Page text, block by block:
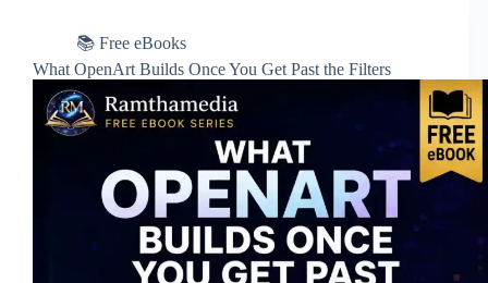
📚 Free eBooks
What OpenArt Builds Once You Get Past the Filters